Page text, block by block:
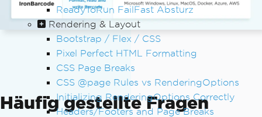
ReadyToRun FailFast Absturz
Rendering & Layout
Bootstrap / Flex / CSS
Pixel Perfect HTML Formatting
CSS Page Breaks
CSS @page Rules vs RenderingOptions
Initializing RenderingOptions Correctly
Headers/Footers and Page Breaks
Häufig gestellte Fragen